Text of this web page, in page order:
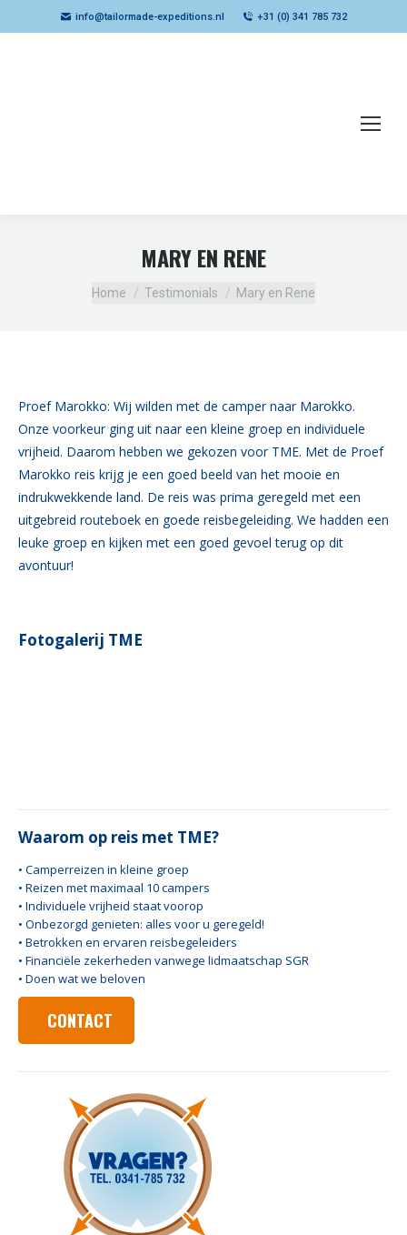
info@tailormade-expeditions.nl +31 (0) 341 785 732
MARY EN RENE
Je bent hier:
Home Testimonials Mary en Rene
Proef Marokko: Wij wilden met de camper naar Marokko.
Onze voorkeur ging uit naar een kleine groep en individuele
vrijheid. Daarom hebben we gekozen voor TME. Met de Proef
Marokko reis krijg je een goed beeld van het mooie en
indrukwekkende land. De reis was prima geregeld met een
uitgebreid routeboek en goede reisbegeleiding. We hadden een
leuke groep en kijken met een goed gevoel terug op dit
avontuur!
Fotogalerij TME
Waarom op reis met TME?
• Camperreizen in kleine groep
• Reizen met maximaal 10 campers
• Individuele vrijheid staat voorop
• Onbezorgd genieten: alles voor u geregeld!
• Betrokken en ervaren reisbegeleiders
• Financiële zekerheden vanwege lidmaatschap SGR
• Doen wat we beloven
CONTACT